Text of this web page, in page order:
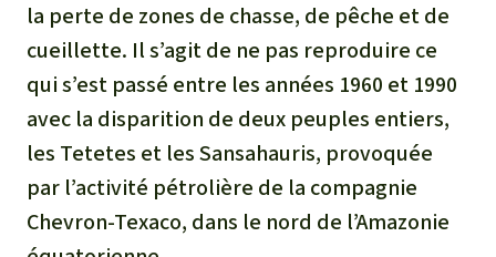
la perte de zones de chasse, de pêche et de
cueillette. Il s’agit de ne pas reproduire ce
qui s’est passé entre les années 1960 et 1990
avec la disparition de deux peuples entiers,
les Tetetes et les Sansahauris, provoquée
par l’activité pétrolière de la compagnie
Chevron-Texaco, dans le nord de l’Amazonie